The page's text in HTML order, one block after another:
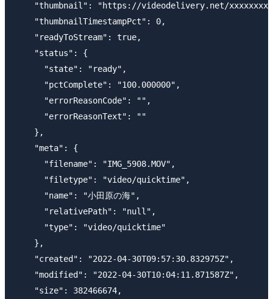
"thumbnail": "https://videodelivery.net/
    "thumbnailTimestampPct": 0,
    "readyToStream": true,
    "status": {
      "state": "ready",
      "pctComplete": "100.000000",
      "errorReasonCode": "",
      "errorReasonText": ""
    },
    "meta": {
      "filename": "IMG_5908.MOV",
      "filetype": "video/quicktime",
      "name": "小田原の海",
      "relativePath": "null",
      "type": "video/quicktime"
    },
    "created": "2022-04-30T09:57:30.832975Z",
    "modified": "2022-04-30T10:04:11.871587Z",
    "size": 382466674,